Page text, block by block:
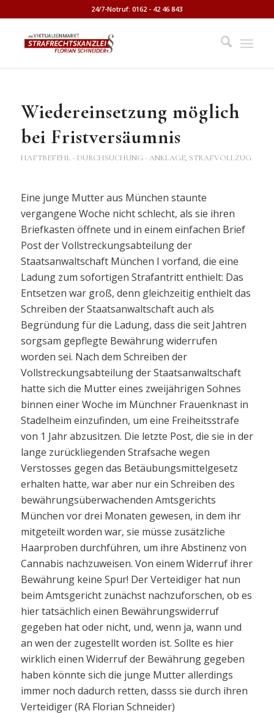
24/7-Notruf: 0162 - 42 46 843
Wiedereinsetzung möglich
bei Fristversäumnis
HAFTBEFEHL - DURCHSUCHUNG - ANKLAGE, STRAFVOLLZUG
Eine junge Mutter aus München staunte
vergangene Woche nicht schlecht, als sie ihren
Briefkasten öffnete und in einem einfachen Brief
Post der Vollstreckungsabteilung der
Staatsanwaltschaft München I vorfand, die eine
Ladung zum sofortigen Strafantritt enthielt: Das
Entsetzen war groß, denn gleichzeitig enthielt das
Schreiben der Staatsanwaltschaft auch als
Begründung für die Ladung, dass die seit Jahtren
sorgsam gepflegte Bewährung widerrufen
worden sei. Nach dem Schreiben der
Vollstreckungsabteilung der Staatsanwaltschaft
hatte sich die Mutter eines zweijährigen Sohnes
binnen einer Woche im Münchner Frauenknast in
Stadelheim einzufinden, um eine Freiheitsstrafe
von 1 Jahr abzusitzen. Die letzte Post, die sie in der
lange zurückliegenden Strafsache wegen
Verstosses gegen das Betäubungsmittelgesetz
erhalten hatte, war aber nur ein Schreiben des
bewährungsüberwachenden Amtsgerichts
München vor drei Monaten gewesen, in dem ihr
mitgeteilt worden war, sie müsse zusätzliche
Haarproben durchführen, um ihre Abstinenz von
Cannabis nachzuweisen. Von einem Widerruf ihrer
Bewährung keine Spur! Der Verteidiger hat nun
beim Amtsgericht zunächst nachzuforschen, ob es
hier tatsächlich einen Bewährungswiderruf
gegeben hat oder nicht, und, wenn ja, wann und
an wen der zugestellt worden ist. Sollte es hier
wirklich einen Widerruf der Bewährung gegeben
haben könnte sich die junge Mutter allerdings
immer noch dadurch retten, dasss sie durch ihren
Verteidiger (RA Florian Schneider)